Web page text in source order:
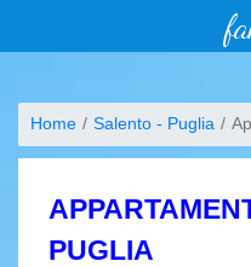
Home Salento - Puglia
PUGLIA